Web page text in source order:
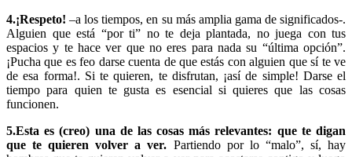
4.¡Respeto!–a los tiempos, en su más amplia gama de significados-.
Alguien que está “por ti” no te deja plantada, no juega con tus
espacios y te hace ver que no eres para nada su “última opción”.
¡Pucha que es feo darse cuenta de que estás con alguien que sí te ve
de esa forma!. Si te quieren, te disfrutan, ¡así de simple! Darse el
tiempo para quien te gusta es esencial si quieres que las cosas
funcionen.
5.Esta es (creo) una de las cosas más relevantes: que te digan
que te quieren volver a ver. Partiendo por lo “malo”, sí, hay